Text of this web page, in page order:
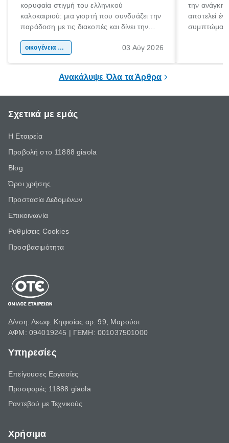
κορυφαία στιγμή του ελληνικού
καλοκαιριού: μια γιορτή που συνδυάζει την
παράδοση με τις διακοπές και δίνει την
χώρας. Είτε πρόκειται για λίγες μέρες
οικογένεια & παιδί 03 Αύγ 2026
την ανάγκη
αποτελεί
Ανακάλυψε Όλα τα Άρθρα
Σχετικά με εμάς
Η Εταιρεία
Προβολή στο 11888 giaola
Blog
Όροι χρήσης
Προστασία Δεδομένων
Επικοινωνία
Ρυθμίσεις Cookies
Προσβασιμότητα
Δ/νση: Λεωφ. Κηφισίας αρ. 99, Μαρούσι
ΑΦΜ: 094019245 | ΓΕΜΗ: 001037501000
Υπηρεσίες
Επείγουσες Εργασίες
Προσφορές 11888 giaola
Ραντεβού με Τεχνικούς
Χρήσιμα